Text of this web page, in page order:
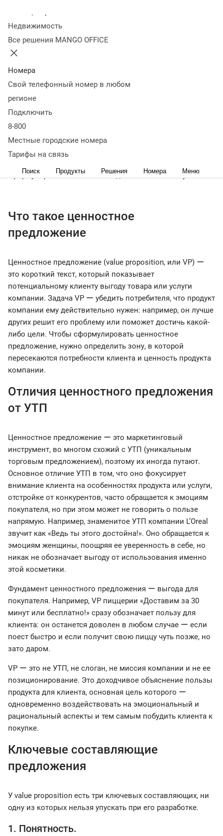
Недвижимость
Все решения MANGO OFFICE
Номера
Свой телефонный номер в любом
регионе
Подключить
8-800
Местные городские номера
Тарифы на связь
Поиск Продукты Решения Номера Меню
Оглавление
Что такое ценностное предложение
предложения от УТП
предложения
Остервальдера
Шаблон Питера Томпсона
предложения
< назад
Ценностное предложение ー это особый инструмент
стратегического маркетинга, который помогает
мотивировать клиента купить товар или услугу
сформулировать и какие методики в этом помогут.
Что такое ценностное
предложение
Ценностное предложение (value proposition, или VP) ー
это короткий текст, который показывает
потенциальному клиенту выгоду товара или услуги
компании. Задача VP ー убедить потребителя, что продукт
компании ему действительно нужен: например, он лучше
других решит его проблему или поможет достичь какой-
либо цели. Чтобы сформулировать ценностное
предложение, нужно определить зону, в которой
пересекаются потребности клиента и ценность продукта
компании.
Отличия ценностного предложения
от УТП
Ценностное предложение ー это маркетинговый
инструмент, во многом схожий с УТП (уникальным
торговым предложением), поэтому их иногда путают.
Основное отличие УТП в том, что оно фокусирует
внимание клиента на особенностях продукта или услуги,
отстройке от конкурентов, часто обращается к эмоциям
покупателя, но при этом может не говорить о пользе
напрямую. Например, знаменитое УТП компании L’Oreal
звучит как «Ведь ты этого достойна!». Оно обращается к
эмоциям женщины, поощряя ее уверенность в себе, но
никак не обозначает выгоду от использования именно
этой косметики.
Фундамент ценностного предложения ー выгода для
покупателя. Например, VP пиццерии «Доставим за 30
минут или бесплатно!» сразу обозначает пользу для
клиента: он останется доволен в любом случае ー если
поест быстро и если получит свою пиццу чуть позже, но
зато даром.
VP ー это не УТП, не слоган, не миссия компании и не ее
позиционирование. Это доходчивое объяснение пользы
продукта для клиента, основная цель которого ー
одновременно воздействовать на эмоциональный и
рациональный аспекты и тем самым побудить клиента к
покупке.
Ключевые составляющие
предложения
У value proposition есть три ключевых составляющих, ни
одну из которых нельзя упускать при его разработке.
1. Понятность.